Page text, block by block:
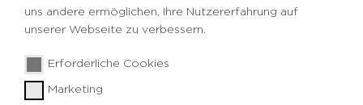
uns andere ermöglichen, Ihre Nutzererfahrung auf
unserer Webseite zu verbessern.
Erforderliche Cookies
Marketing
Fahrradverleihsystem metropolradruhr in
Moers und Neukirchen-Vluyn gestartet